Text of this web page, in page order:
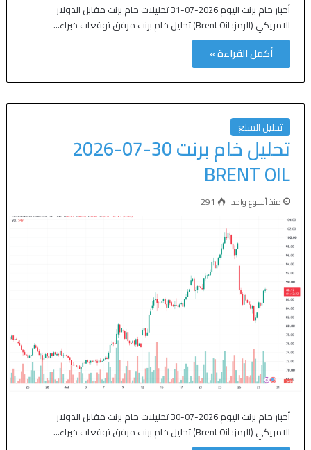
أخبار خام برنت اليوم 2026-07-31 تحليلات خام برنت مقابل الدولار
الامريكي (الرمز: Brent Oil) تحليل خام برنت مرفق توقعات خبراء…
أكمل القراءة »
تحليل السلع
تحليل خام برنت 30-07-2026
BRENT OIL
منذ أسبوع واحد 291
أخبار خام برنت اليوم 2026-07-30 تحليلات خام برنت مقابل الدولار
الامريكي (الرمز: Brent Oil) تحليل خام برنت مرفق توقعات خبراء…